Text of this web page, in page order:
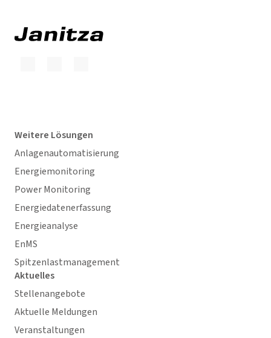
Weitere Lösungen
Anlagenautomatisierung
Energiemonitoring
Power Monitoring
Energiedatenerfassung
Energieanalyse
EnMS
Spitzenlastmanagement
Aktuelles
Stellenangebote
Aktuelle Meldungen
Veranstaltungen